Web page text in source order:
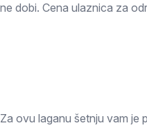
dobi. Cena ulaznica za
ovu laganu šetnju vam je